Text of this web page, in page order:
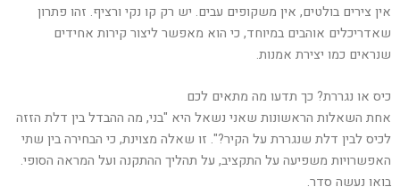
אין צירים בולטים, אין משקופים עבים. יש רק קו נקי ורציף. זהו פתרון
שאדריכלים אוהבים במיוחד, כי הוא מאפשר ליצור קירות אחידים
שנראים כמו יצירת אמנות.
כיס או נגררת? כך תדעו מה מתאים לכם
אחת השאלות הראשונות שאני נשאל היא "בני, מה ההבדל בין דלת הזזה
לכיס לבין דלת שנגררת על הקיר?". זו שאלה מצוינת, כי הבחירה בין שתי
האפשרויות משפיעה על התקציב, על תהליך ההתקנה ועל המראה הסופי.
בואו נעשה סדר.